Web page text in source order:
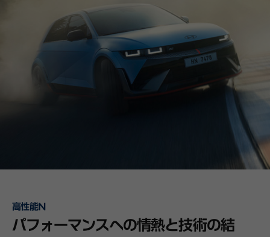
高性能N
パフォーマンスへの情熱と技術の結